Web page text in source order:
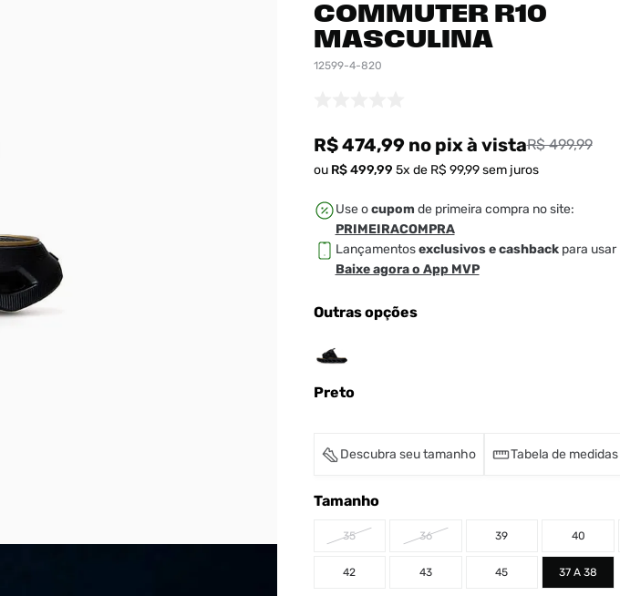
COMMUTER R10
MASCULINA
12599-4-820
R$ 474,99no pixà vistaR$ 499,99
ou R$ 499,99 5x de R$ 99,99sem juros
Use ocupom de primeira compra no site:
PRIMEIRACOMPRA
Lançamentosexclusivos e cashbackpara usar
Baixe agora o App MVP
Outras opções
Preto
Descubra seu tamanho Tabela de medidas
Tamanho
35 36 39 40
42 43 45 37 A 38